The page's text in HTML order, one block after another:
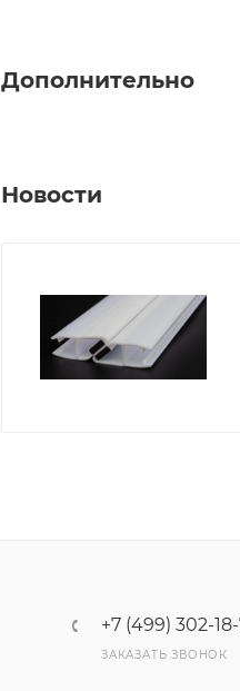
Дополнительно
Новости
+7 (499) 302-
ЗАКАЗАТЬ ЗВОНОК